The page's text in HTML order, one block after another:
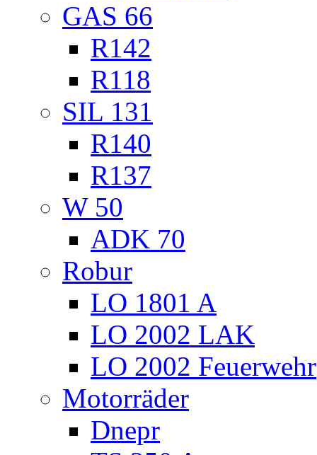
GAS 66
R142
R118
SIL 131
R140
R137
W 50
ADK 70
Robur
LO 1801 A
LO 2002 LAK
LO 2002 Feuerwehr
Motorräder
Dnepr